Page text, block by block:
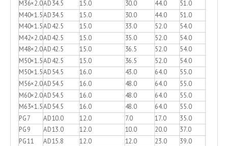
M36×2.0AD34.5 15.0 30.0 44.0
51.0
M40×1.5AD34.5 15.0 30.0 44.0
51.0
M40×1.5AD42.5 15.0 33.0 52.0
54.0
M42×2.0AD42.5 15.0 35.0 52.0
54.0
M48×2.0AD42.5 15.0 36.5 52.0
54.0
M50×1.5AD42.5 15.0 36.5 52.0
54.0
M50×1.5AD54.5 16.0 43.0 64.0
55.0
M56×2.0AD54.5 16.0 48.0 64.0
55.0
M60×2.0AD54.5 16.0 48.0 64.0
55.0
M63×1.5AD54.5 16.0 48.0 64.0
55.0
PG7
AD10.0 12.0 7.0 17.0
35.0
PG9
AD13.0 12.0 10.0 20.0
37.0
PG11
AD15.8 12.0 12.0 23.0 39.0